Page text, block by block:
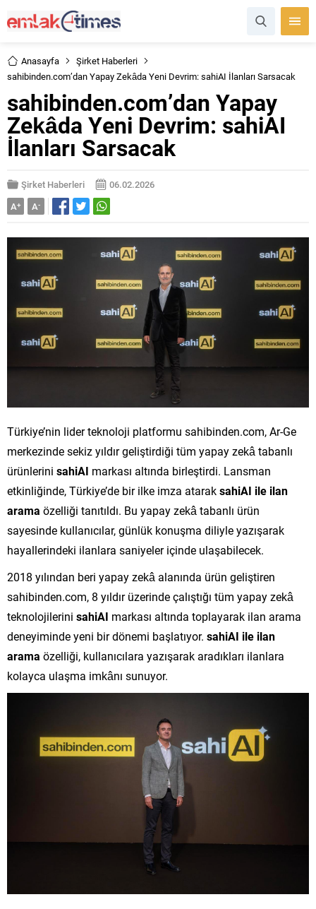
Anasayfa
Şirket Haberleri
sahibinden.com’dan Yapay Zekâda Yeni Devrim: sahiAI İlanları Sarsacak
sahibinden.com’dan Yapay
Zekâda Yeni Devrim: sahiAI
İlanları Sarsacak
Şirket Haberleri
06.02.2026
A+ A-
Türkiye’nin lider teknoloji platformu sahibinden.com, Ar-Ge
merkezinde sekiz yıldır geliştirdiği tüm yapay zekâ tabanlı
ürünlerini sahiAI markası altında birleştirdi. Lansman
etkinliğinde, Türkiye’de bir ilke imza ataraksahiAI ile ilan
arama özelliği tanıtıldı. Bu yapay zekâ tabanlı ürün
sayesinde kullanıcılar, günlük konuşma diliyle yazışarak
hayallerindeki ilanlara saniyeler içinde ulaşabilecek.
2018 yılından beri yapay zekâ alanında ürün geliştiren
sahibinden.com, 8 yıldır üzerinde çalıştığı tüm yapay zekâ
teknolojilerini sahiAI markası altında toplayarak ilan arama
deneyiminde yeni bir dönemi başlatıyor. sahiAI ile ilan
arama özelliği, kullanıcılara yazışarak aradıkları ilanlara
kolayca ulaşma imkânı sunuyor.